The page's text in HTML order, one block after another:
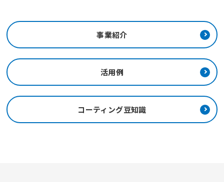
事業紹介
活用例
コーティング豆知識